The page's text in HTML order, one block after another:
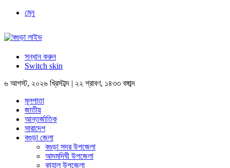
মেনু
সন্ধান করুন
Switch skin
৬ আগস্ট, ২০২৬ খ্রিস্টাব্দ | ২২ শ্রাবণ, ১৪৩৩ বঙ্গাব্দ
মূলপাতা
জাতীয়
আন্তর্জাতিক
সারাদেশ
বগুড়া জেলা
বগুড়া সদর উপজেলা
আদমদিঘী উপজেলা
কাহালু উপজেলা